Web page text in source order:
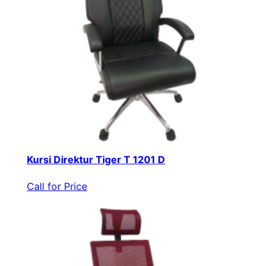
Kursi Direktur Tiger T 1201 D
Call for Price